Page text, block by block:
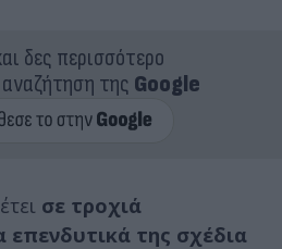
δες περισσότερο
της Google
σε τροχιά
της σχέδια